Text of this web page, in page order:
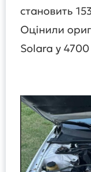
становить
Оцінили
Solara у